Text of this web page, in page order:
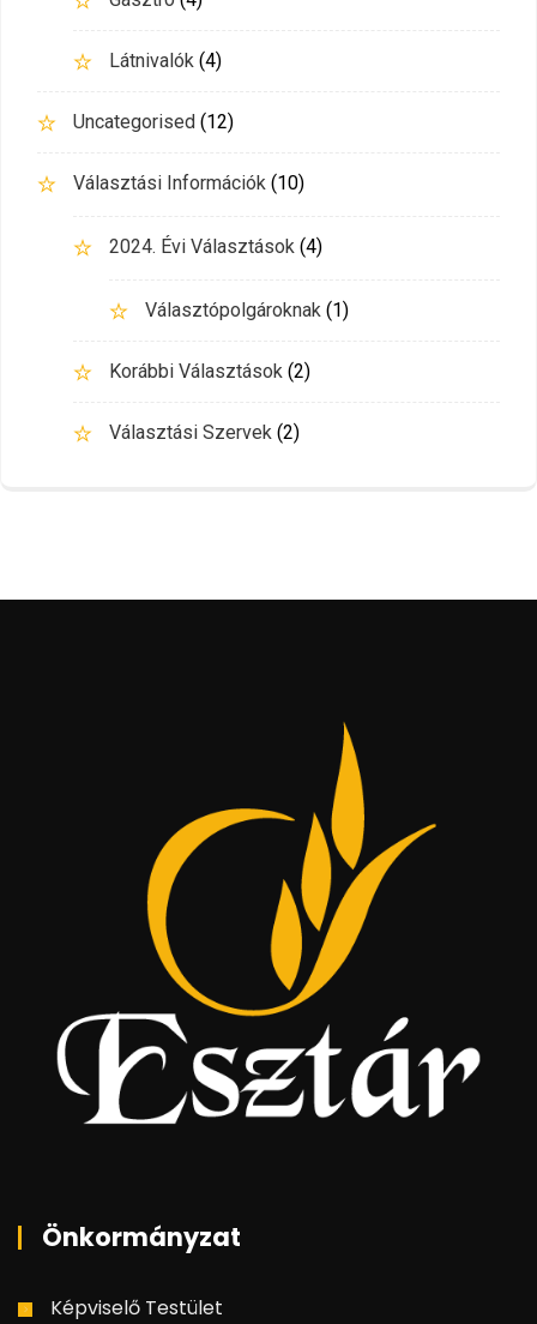
Látnivalók (4)
Uncategorised (12)
Választási Információk (10)
2024. Évi Választások (4)
Választópolgároknak (1)
Korábbi Választások (2)
Választási Szervek (2)
Önkormányzat
Képviselő Testület